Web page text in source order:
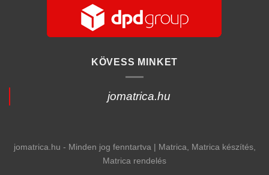
KÖVESS MINKET
jomatrica.hu
jomatrica.hu - Minden jog fenntartva | Matrica, Matrica készítés,
Matrica rendelés